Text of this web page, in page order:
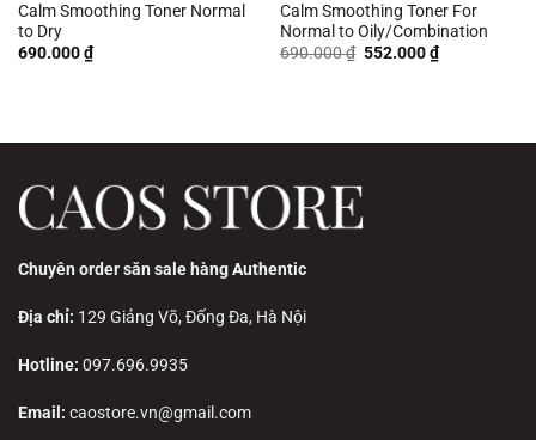
Calm Smoothing Toner Normal
to Dry
690.000₫
Calm Smoothing Toner For
Normal to Oily/Combination
690.000₫ Giá
552.000₫Giá
hiện
Chuyên order săn sale hàng Authentic
Địa chỉ: 129 Giảng Võ, Đống Đa, Hà Nội
Hotline: 097.696.9935
Email: caostore.vn@gmail.com